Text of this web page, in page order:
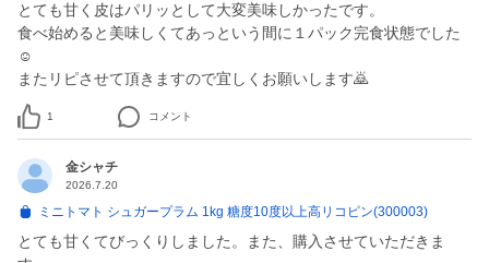
とても甘く皮はパリッとして大変美味しかったです。
食べ始めると美味しくてあっという間に１パック完食状態でした
☺️
またリピさせて頂きますので宜しくお願いします🙇
1 コメント
金シャチ
2026.7.20
ミニトマト シュガープラム 1kg 糖度10度以上高リコピン(300003)
とても甘くてびっくりしました。また、購入させていただきま